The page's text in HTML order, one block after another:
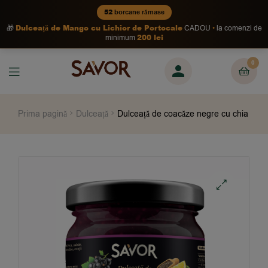
52borcane rămase
🎁 Dulceață de Mango cu Lichior de PortocaleCADOU
la comenzi de
minimum200 lei
0
Prima pagină Dulceață Dulceață de coacăze negre cu chia